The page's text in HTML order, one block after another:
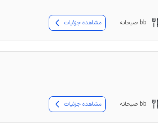
bb صبحانه مشاهده جزئیات
bb صبحانه مشاهده جزئیات